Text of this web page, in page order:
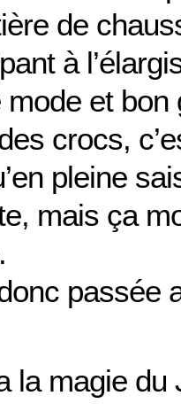
de
à
et bon
crocs,
pleine
mais ça
passée
la magie